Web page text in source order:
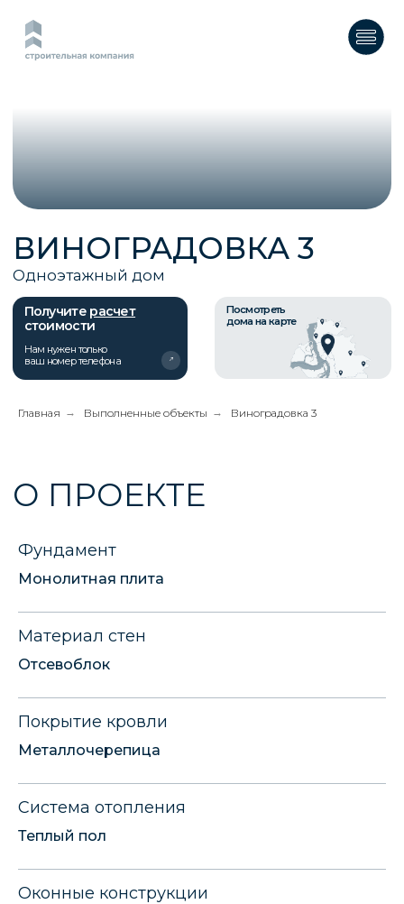
ВИНОГРАДОВКА 3
Одноэтажный дом
Нам нужен только
ваш номер телефона
Главная → Выполненные объекты → Виноградовка 3
О ПРОЕКТЕ
Фундамент
Монолитная плита
Материал стен
Отсевоблок
Покрытие кровли
Металлочерепица
Система отопления
Теплый пол
Оконные конструкции